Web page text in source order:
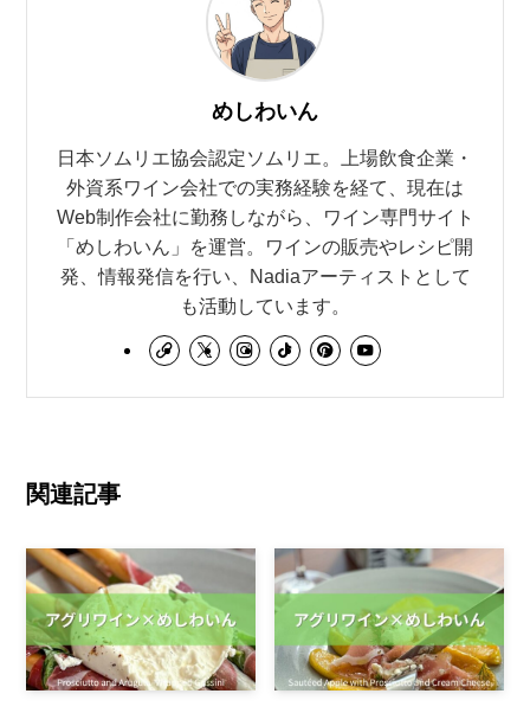
めしわいん
日本ソムリエ協会認定ソムリエ。上場飲食企業・
外資系ワイン会社での実務経験を経て、現在は
Web制作会社に勤務しながら、ワイン専門サイト
「めしわいん」を運営。ワインの販売やレシピ開
発、情報発信を行い、Nadiaアーティストとして
も活動しています。
関連記事